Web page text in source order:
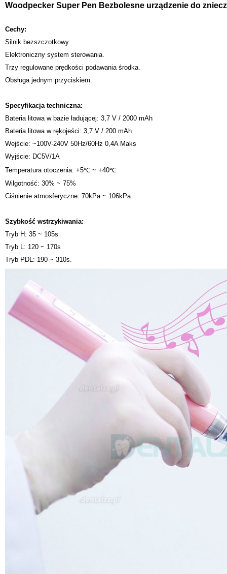
Woodpecker Super Pen Bezbolesne urządzenie do
Cechy:
Silnik bezszczotkowy.
Elektroniczny system sterowania.
Trzy regulowane prędkości podawania środka.
Obsługa jednym przyciskiem.
Specyfikacja techniczna:
Bateria litowa w bazie ładującej: 3,7 V / 2000 mAh
Bateria litowa w rękojeści: 3,7 V / 200 mAh
Wejście: ~100V-240V 50Hz/60Hz 0,4A Maks
Wyjście: DC5V/1A
Temperatura otoczenia: +5℃ ~ +40℃
Wilgotność: 30% ~ 75%
Ciśnienie atmosferyczne: 70kPa ~ 106kPa
Szybkość wstrzykiwania:
Tryb H: 35 ~ 105s
Tryb L: 120 ~ 170s
Tryb PDL: 190 ~ 310s.